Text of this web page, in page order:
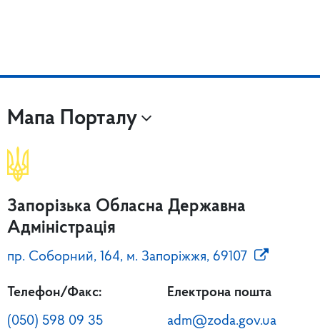
Мапа Порталу
Запорізька Обласна Державна
Адміністрація
пр. Соборний, 164, м. Запоріжжя, 69107
Телефон/Факс:
(050) 598 09 35
Електрона пошта
adm@zoda.gov.ua